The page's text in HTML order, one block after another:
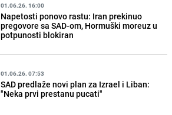
01.06.26. 16:00
Napetosti ponovo rastu: Iran prekinuo
pregovore sa SAD-om, Hormuški moreuz u
potpunosti blokiran
01.06.26. 07:53
SAD predlaže novi plan za Izrael i Liban:
"Neka prvi prestanu pucati"